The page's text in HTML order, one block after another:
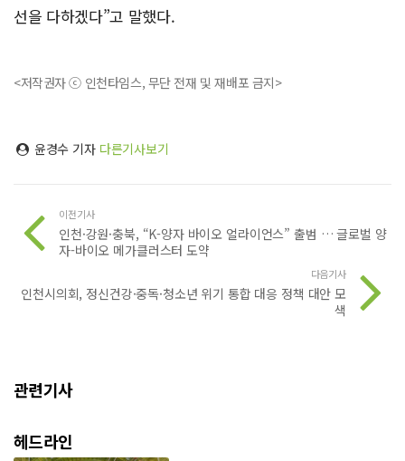
선을 다하겠다”고 말했다.
<저작권자 ⓒ 인천타임스, 무단 전재 및 재배포 금지>
윤경수 기자 다른기사보기
이전기사
인천·강원·충북, “K-양자 바이오 얼라이언스” 출범 … 글로벌 양
자-바이오 메가클러스터 도약
다음기사
인천시의회, 정신건강·중독·청소년 위기 통합 대응 정책 대안 모
색
관련기사
헤드라인